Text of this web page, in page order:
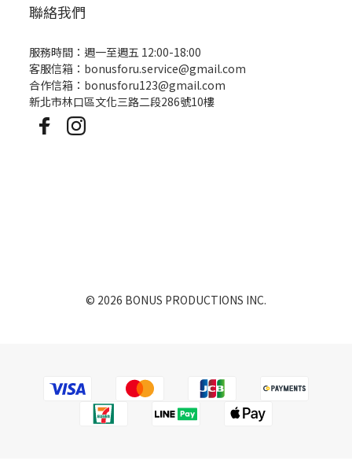
聯絡我們
服務時間：週一至週五 12:00-18:00
客服信箱：bonusforu.service@gmail.com
合作信箱：bonusforu123@gmail.com
新北市林口區文化三路二段286號10樓
© 2026 BONUS PRODUCTIONS INC.